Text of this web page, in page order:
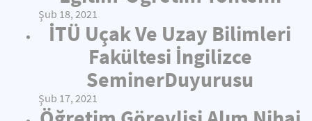
Şub 18, 2021
İTÜ Uçak Ve Uzay Bilimleri
Fakültesi İngilizce
SeminerDuyurusu
Şub 17, 2021